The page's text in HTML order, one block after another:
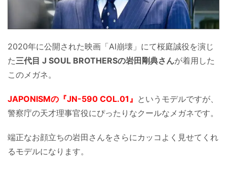
2020年に公開された映画「AI崩壊」にて桜庭誠役を演じ
た三代目 J SOUL BROTHERSの岩田剛典さんが着用した
このメガネ。
JAPONISMの『JN-590 COL.01』 というモデルですが、
警察庁の天才理事官役にぴったりなクールなメガネです。
端正なお顔立ちの岩田さんをさらにカッコよく見せてくれ
るモデルになります。